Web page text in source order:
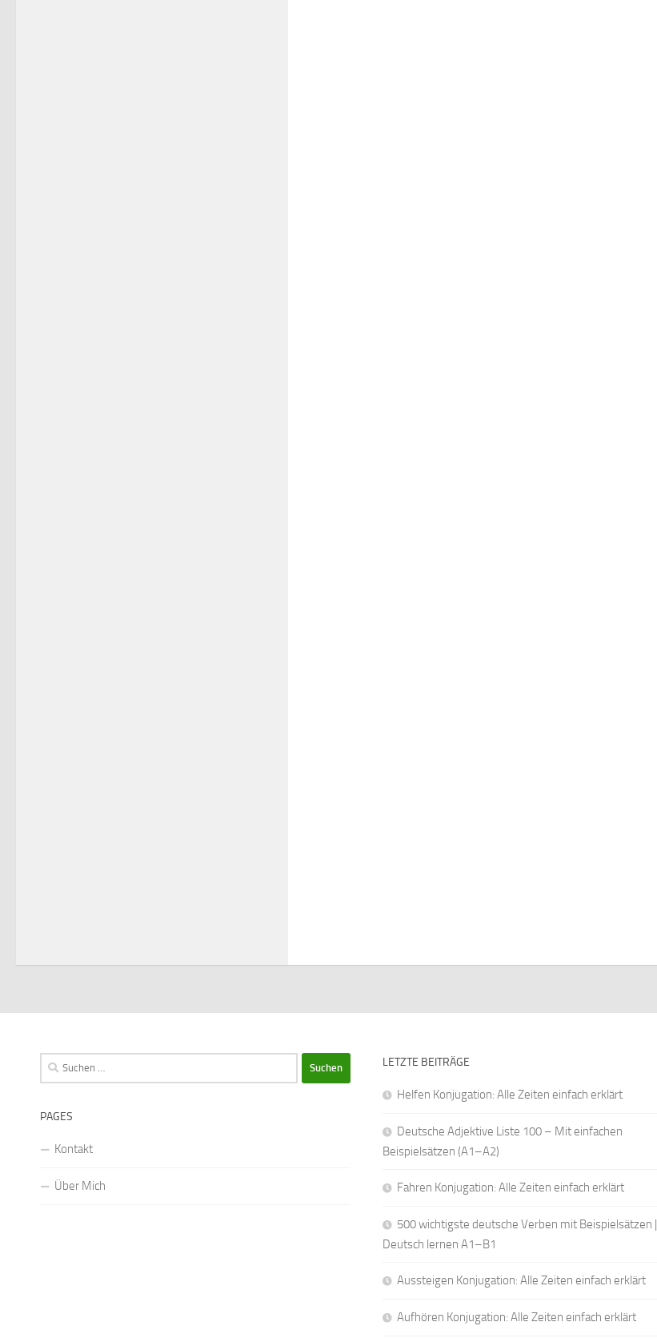
Suchen
nach:
PAGES
Kontakt
Über Mich
LETZTE BEITRÄGE
Helfen Konjugation: Alle Zeiten einfach erklärt
Deutsche Adjektive Liste 100 – Mit einfachen
Beispielsätzen (A1–A2)
Fahren Konjugation: Alle Zeiten einfach erklärt
500 wichtigste deutsche Verben mit Beispielsätzen |
Deutsch lernen A1–B1
Aussteigen Konjugation: Alle Zeiten einfach erklärt
Aufhören Konjugation: Alle Zeiten einfach erklärt